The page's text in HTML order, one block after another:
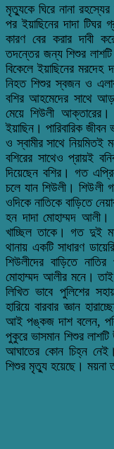
মৃত্যুকে ঘিরে নানা
পর ইয়াছিনের দাদা
কারণ বের করার দাবী
তদন্তের জন্য শিশুর
বিকেলে ইয়াছিনের মরদেহ
নিহত শিশুর স্বজন ও
বশির আহমেদের সাথে
মেয়ে শিউলী আক্তারের।
ইয়াছিন। পারিবারিক জীবন
ও স্বামীর সাথে
বশিরের সাথেও প্রায়ই
দিয়েছেন বশির। গত
চলে যান শিউলী। শিউলী
ওদিকে নাতিকে বাড়িতে
হন দাদা মোহাম্মদ আলী।
খাচ্ছিল তাকে। গত দুই
থানায় একটি সাধারণ
শিউলীদের বাড়িতে
মোহাম্মদ আলীর মনে।
লিখিত ভাবে পুলিশের
হারিয়ে বারবার জ্ঞান
আই পঙ্কজ দাশ বলেন,
পুকুরে ভাসমান শিশুর
আঘাতের কোন চিহ্ন নেই।
শিশুর মৃত্যু হয়েছে। ময়না